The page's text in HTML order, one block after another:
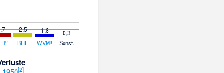
2,5 1,8 0,3
e BHE WVMg Sonst.
[2]